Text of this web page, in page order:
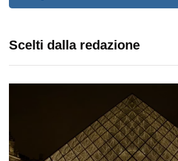
Scelti dalla redazione